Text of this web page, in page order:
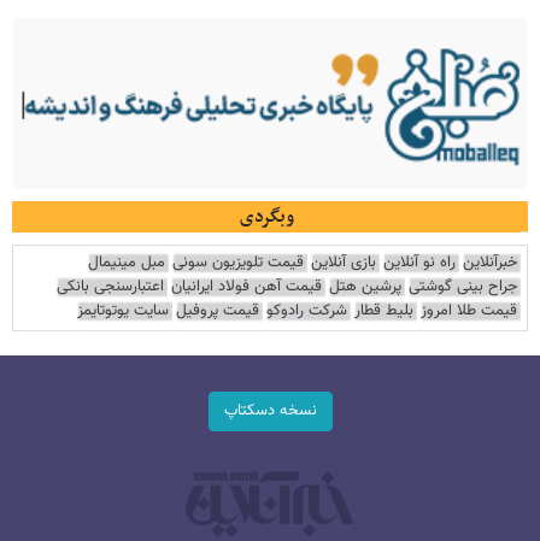
وبگردی
خبرآنلاین راه نو آنلاین بازی آنلاین قیمت تلویزیون سونی مبل مینیمال
جراح بینی گوشتی پرشین هتل قیمت آهن فولاد ایرانیان اعتبارسنجی بانکی
قیمت طلا امروز بلیط قطار شرکت رادوکو قیمت پروفیل سایت یوتوتایمز
نسخه دسکتاپ